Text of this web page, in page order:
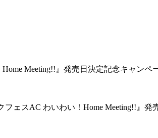
Meeting!!』発売日決定記念キャンペ
フェスAC わいわい！Home Meeting!!』